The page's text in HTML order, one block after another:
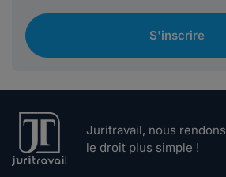
S'inscrire
Juritravail, nous rendons
le droit plus simple !